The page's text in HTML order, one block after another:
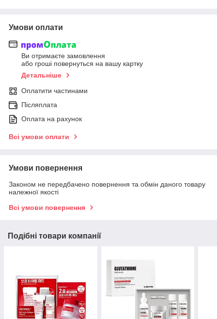
Умови оплати
Ви отримаєте замовлення
або гроші повернуться на вашу картку
Детальніше
Оплатити частинами
Післяплата
Оплата на рахунок
Всі умови оплати
Умови повернення
Законом не передбачено повернення та обмін даного товару
належної якості
Всі умови повернення
Подібні товари компанії